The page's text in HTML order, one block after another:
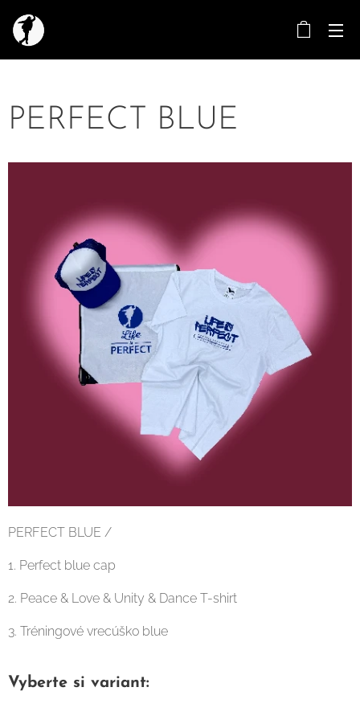
PERFECT BLUE
PERFECT BLUE /
1. Perfect blue cap
2. Peace & Love & Unity & Dance T-shirt
3. Tréningové vrecúško blue
Vyberte si variant: